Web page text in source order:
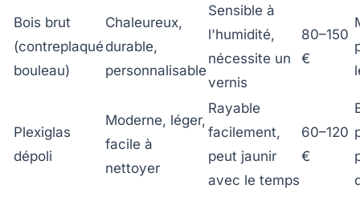
Bois brut
(contreplaqué
bouleau)
Chaleureux,
durable,
personnalisable
Sensible à
l'humidité,
nécessite un
vernis
80–150
€
Plexiglas
dépoli
Moderne, léger,
facile à
nettoyer
Rayable
facilement,
peut jaunir
avec le temps
60–120
€